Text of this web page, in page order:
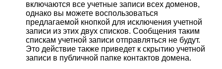
включаются все учетные записи всех доменов,
однако вы можете воспользоваться
предлагаемой кнопкой для исключения учетной
записи из этих двух списков. Сообщения таким
спискам учетной записи отправляться не будут.
Это действие также приведет к скрытию учетной
записи в публичной папке контактов домена.